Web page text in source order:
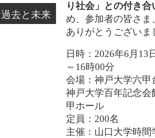
去と未来
り社会」との付き合
め、参加者の皆さ
ありがとうございま
日時：2026年6月13
～16時00分
会場：神戸大学六甲
神戸大学百年記念会
甲ホール
定員：200名
主催：山口大学時間